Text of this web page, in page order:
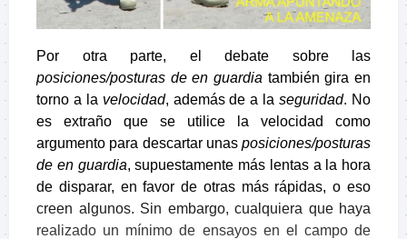
Por otra parte, el debate sobre las
posiciones/posturas de en guardia también gira en
torno a la velocidad, además de a laseguridad. No
es extraño que se utilice la velocidad como
argumento para descartar unas posiciones/posturas
de en guardia, supuestamente más lentas a la hora
de disparar, en favor de otras más rápidas, o eso
creen algunos. Sin embargo, cualquiera que haya
realizado un mínimo de ensayos en el campo de